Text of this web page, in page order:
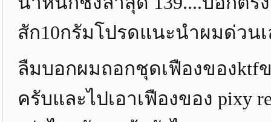
สัก10กรัมโปรดแนะนำผมด่วน
ลืมบอกผมถอกชุดเฟืองของktf
ครับและไปเอาเฟืองของ pixy